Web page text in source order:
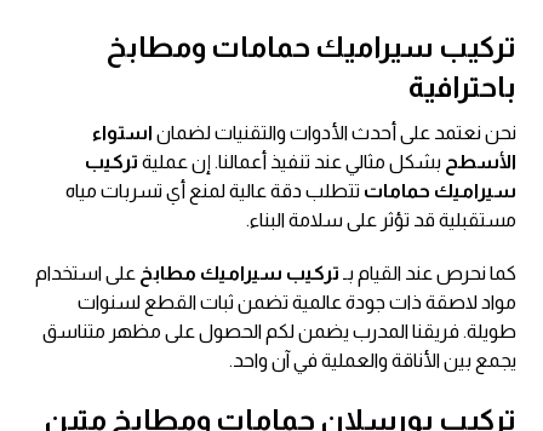
تركيب سيراميك حمامات ومطابخ
باحترافية
نحن نعتمد على أحدث الأدوات والتقنيات لضمان استواء
الأسطح بشكل مثالي عند تنفيذ أعمالنا. إن عملية تركيب
سيراميك حمامات تتطلب دقة عالية لمنع أي تسربات مياه
مستقبلية قد تؤثر على سلامة البناء.
كما نحرص عند القيام بـ تركيب سيراميك مطابخ على استخدام
مواد لاصقة ذات جودة عالمية تضمن ثبات القطع لسنوات
طويلة. فريقنا المدرب يضمن لكم الحصول على مظهر متناسق
يجمع بين الأناقة والعملية في آن واحد.
تركيب بورسلان حمامات ومطابخ متين